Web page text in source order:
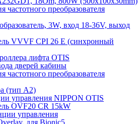
преобразователя
3W, вход 18-36V, выход
VVVF CPI 26 E (синхронный
лифта OTIS
дверей кабины
преобразователя
(тип A2)
управления NIPPON OTIS
OVF20 CR 15kW
управления
для Bionic5